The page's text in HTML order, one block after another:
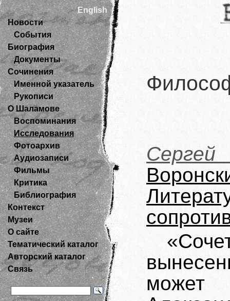
English
Новости
События
Биография
Документы
Сочинения
Именной указатель
Рукописи
О Шаламове
Воспоминания
Исследования
Фотоархив
Аудиозаписи
Фильмы
Критика
Библиография
Контекст
Музеи
О сайте
Тематический каталог
Авторский каталог
Связь
Сергей
может